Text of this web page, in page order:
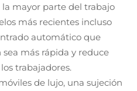
mayor parte del trabajo
más recientes incluso
automático que
más rápida y reduce
trabajadores.
de lujo, una sujeción